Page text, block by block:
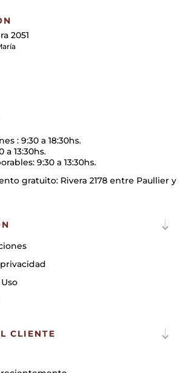
2051
: 9:30 a 18:30hs.
a 13:30hs.
9:30 a 13:30hs.
gratuito: Rivera 2178 entre Paullier y
CLIENTE